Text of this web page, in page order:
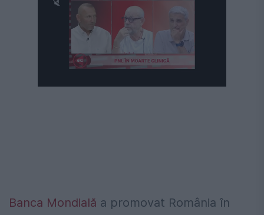
Banca Mondială a promovat România în